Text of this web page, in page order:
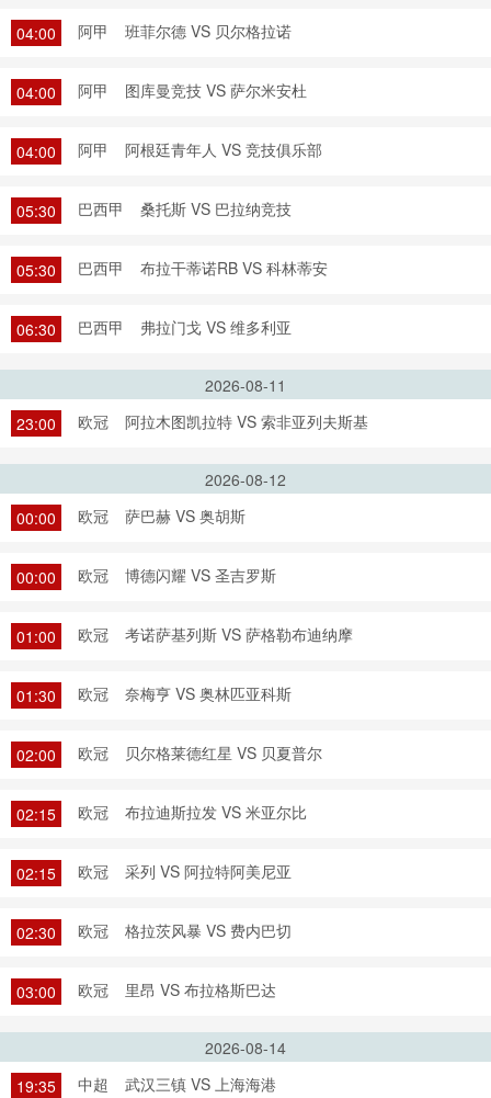
04:00 阿甲 班菲尔德 VS 贝尔格拉诺
04:00 阿甲 图库曼竞技 VS 萨尔米安杜
04:00 阿甲 阿根廷青年人 VS 竞技俱乐部
05:30 巴西甲 桑托斯 VS 巴拉纳竞技
05:30 巴西甲 布拉干蒂诺RB VS 科林蒂安
06:30 巴西甲 弗拉门戈 VS 维多利亚
2026-08-11
23:00
欧冠 阿拉木图凯拉特 VS 索非亚列夫斯基
2026-08-12
00:00
欧冠 萨巴赫 VS 奥胡斯
00:00 欧冠 博德闪耀 VS 圣吉罗斯
01:00 欧冠 考诺萨基列斯 VS 萨格勒布迪纳摩
01:30 欧冠 奈梅亨 VS 奥林匹亚科斯
02:00 欧冠 贝尔格莱德红星 VS 贝夏普尔
02:15 欧冠 布拉迪斯拉发 VS 米亚尔比
02:15 欧冠 采列 VS 阿拉特阿美尼亚
02:30 欧冠 格拉茨风暴 VS 费内巴切
03:00 欧冠 里昂 VS 布拉格斯巴达
2026-08-14
19:35
中超 武汉三镇 VS 上海海港